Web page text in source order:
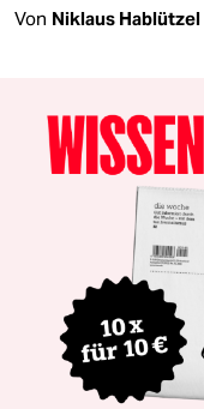
Von Niklaus Hablützel